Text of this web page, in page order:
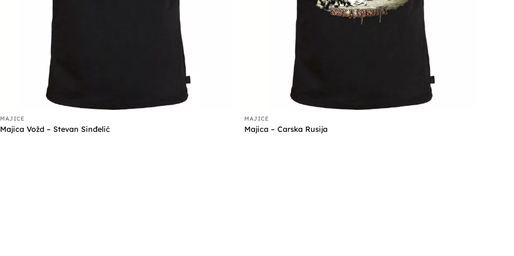
MAJICE
Majica Vožd – Stevan Sinđelić
MAJICE
Majica – Carska Rusija